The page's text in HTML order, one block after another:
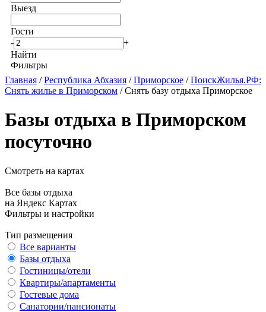
Выезд
Гости
-
+
Найти
Фильтры
Главная /Республика Абхазия /Приморское /ПоискЖилья.РФ:
Снять жилье в Приморском / Снять базу отдыха Приморское
Базы отдыха в Приморском
посуточно
Смотреть на картах
Все базы отдыха
на Яндекс Картах
Фильтры и настройки
Тип размещения
Все варианты
Базы отдыха
Гостиницы/отели
Квартиры/апартаменты
Гостевые дома
Санатории/пансионаты